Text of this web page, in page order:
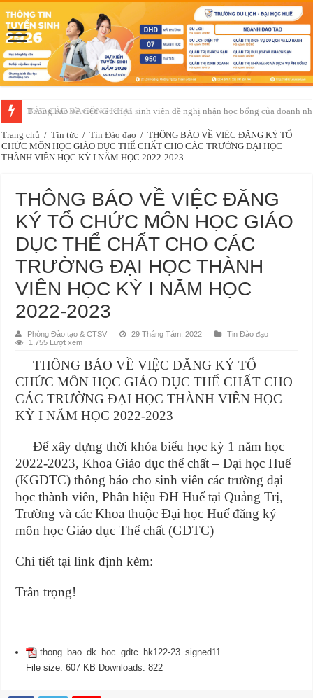
Thông báo về việc xét chọn sinh viên đề nghị nhận học bổng của doanh
Trang chủ / Tin tức / Tin Đào đạo / THÔNG BÁO VỀ VIỆC ĐĂNG KÝ TỔ
CHỨC MÔN HỌC GIÁO DỤC THỂ CHẤT CHO CÁC TRƯỜNG ĐẠI HỌC
THÀNH VIÊN HỌC KỲ I NĂM HỌC 2022-2023
THÔNG BÁO VỀ VIỆC ĐĂNG
KÝ TỔ CHỨC MÔN HỌC GIÁO
DỤC THỂ CHẤT CHO CÁC
TRƯỜNG ĐẠI HỌC THÀNH
VIÊN HỌC KỲ I NĂM HỌC
2022-2023
Phòng Đào tạo & CTSV 29 Tháng Tám, 2022
Tin Đào đạo
1,755 Lượt xem
THÔNG BÁO VỀ VIỆC ĐĂNG KÝ TỔ
CHỨC MÔN HỌC GIÁO DỤC THỂ CHẤT CHO
CÁC TRƯỜNG ĐẠI HỌC THÀNH VIÊN HỌC
KỲ I NĂM HỌC 2022-2023
Để xây dựng thời khóa biểu học kỳ 1 năm học
2022-2023, Khoa Giáo dục thể chất – Đại học Huế
(KGDTC) thông báo cho sinh viên các trường đại
học thành viên, Phân hiệu ĐH Huế tại Quảng Trị,
Trường và các Khoa thuộc Đại học Huế đăng ký
môn học Giáo dục Thể chất (GDTC)
Chi tiết tại link định kèm:
Trân trọng!
thong_bao_dk_hoc_gdtc_hk122-23_signed11
File size: 607 KB Downloads: 822